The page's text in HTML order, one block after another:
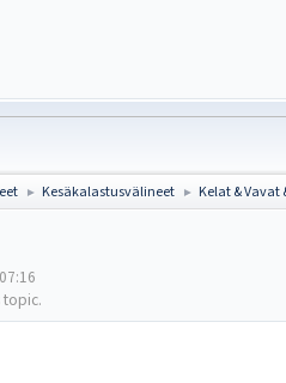
► Kesäkalastusvälineet ► Kelat & Vavat
topic.